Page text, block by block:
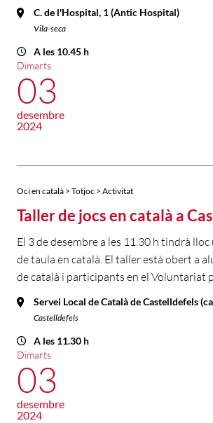
C. de l'Hospital, 1 (Antic Hospital)
Vila-seca
A les 10.45 h
Dimarts
03
desembre
2024
Oci en català > Totjoc > Activitat
Taller de jocs en català a
El 3 de desembre a les 11.30 h tindrà
de taula en català. El taller està obert a
de català i participants en el Voluntariat
Servei Local de Català de Castelldefels
Castelldefels
A les 11.30 h
Dimarts
03
desembre
2024